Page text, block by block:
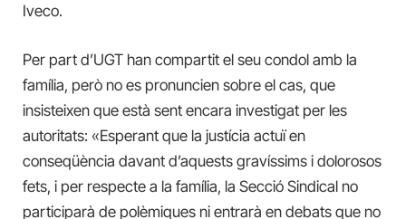
Iveco.
Per part d’UGT han compartit el seu condol amb la
família, però no es pronuncien sobre el cas, que
insisteixen que està sent encara investigat per les
autoritats: «Esperant que la justícia actuï en
conseqüència davant d’aquests gravíssims i dolorosos
fets, i per respecte a la família, la Secció Sindical no
participarà de polèmiques ni entrarà en debats que no